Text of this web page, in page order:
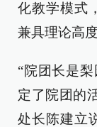
化教学模式
兼具理论高
“院团长是
定了院团的
处长陈建立